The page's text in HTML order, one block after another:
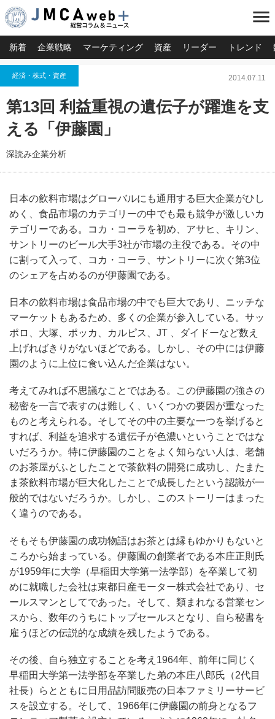
menu
新着 企業戦略 マーケティング 資産 リーダー トレンド
経済・株式・資産 2014.07.11
第13回 利益重視の遺伝子が躍進を支
える「伊藤園」
深読み企業分析
日本の飲料市場はグローバルにも通用する巨大企業がひし
めく、食品市場のカテゴリーの中でも最も競争が激しいカ
テゴリーである。コカ・コーラを初め、アサヒ、キリン、
サントリーのビール大手3社が市場の主役である。その中
に割って入って、コカ・コーラ、サントリーに次ぐ第3位
のシェアを占めるのが伊藤園である。
日本の飲料市場は食品市場の中でも巨大であり、ニッチな
マーケットもあるため、多くの企業が参入している。サッ
ポロ、大塚、ポッカ、カルピス、JT 、ダイドーなど数え
上げればきりがないほどである。しかし、その中には伊藤
園のように上位に食い込んだ企業はない。
考えてみれば不思議なことではある。この伊藤園の強さの
秘密を一言で表すのは難しく、いくつかの要因が重なった
ものと考えられる。そしてその中の主要な一つを挙げると
すれば、利益を追求する遺伝子が色濃いということではな
いだろうか。特に伊藤園のことをよく知らない人は、老舗
のお茶屋がふとしたことで茶飲料の開発に成功し、たまた
ま茶飲料市場が巨大化したことで成長したという認識が一
般的ではないだろうか。しかし、このストーリーはまった
く違うのである。
そもそも伊藤園の成功物語はお茶とは縁もゆかりもないと
ころから始まっている。伊藤園の創業者である本庄正則氏
が1959年に大学（早稲田大学第一法学部）を卒業して初
めに就職した会社は東都日産モーター株式会社であり、セ
ールスマンとしてであった。そして、類まれなる営業セン
スから、数年のうちにトップセールスとなり、自ら秘書を
雇うほどの伝説的な成績を残したようである。
その後、自ら独立することを考え1964年、前年に同じく
早稲田大学第一法学部を卒業した弟の本庄八郎氏（2代目
社長）らとともに日用品訪問販売の日本ファミリーサービ
スを設立する。そして、1966年に伊藤園の前身となるフ